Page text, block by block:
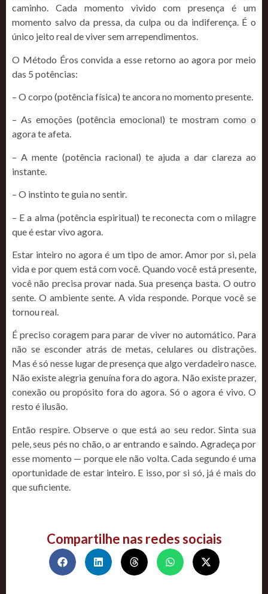
caminho. Cada momento vivido com presença é um
momento salvo da pressa, da culpa ou da indiferença. É o
único jeito real de viver sem arrependimentos.
O Método Éros convida a esse retorno ao agora por meio
das 5 potências:
– O corpo (potência física) te ancora no momento presente.
– As emoções (potência emocional) te mostram como o
agora te afeta.
– A mente (potência racional) te ajuda a dar clareza ao
instante.
– O instinto te guia no sentir.
– E a alma (potência espiritual) te reconecta com o milagre
que é estar vivo agora.
Estar inteiro no agora é um tipo de amor. Amor por si, pela
vida e por quem está com você. Quando você está presente,
você não precisa provar nada. Sua presença basta. O outro
sente. O ambiente sente. A vida responde. Porque você se
tornou real.
É preciso coragem para parar de viver no automático. Para
não se esconder atrás de metas, celulares ou distrações.
Mas é só nesse lugar de presença que algo verdadeiro nasce.
Não existe alegria genuína fora do agora. Não existe prazer,
conexão ou propósito fora do agora. Só o agora é vivo. O
resto é ilusão.
Então respire. Observe o que está ao seu redor. Sinta sua
pele, seus pés no chão, o ar entrando e saindo. Agradeça por
esse momento — porque ele não volta. Cada segundo é uma
oportunidade de estar inteiro. E isso, por si só, já é mais do
que suficiente.
Compartilhe nas redes sociais